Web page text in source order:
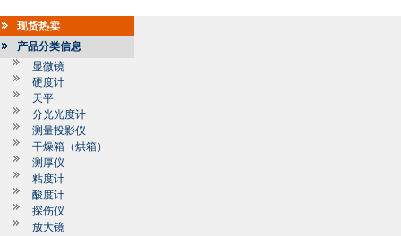
现货热卖
产品分类信息
显微镜
硬度计
天平
分光光度计
测量投影仪
干燥箱（烘箱）
测厚仪
粘度计
酸度计
探伤仪
放大镜